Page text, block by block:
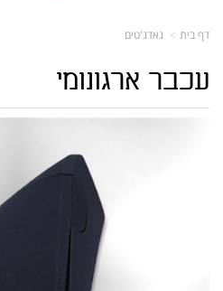
דף בית גאדג'טים
עכבר ארגונומי